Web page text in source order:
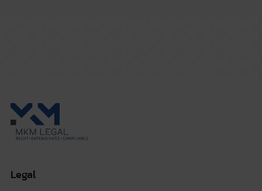
Legal